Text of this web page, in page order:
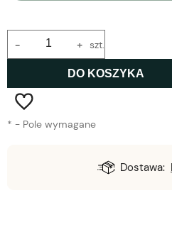
+
- szt.
DO KOSZYKA
* - Pole wymagane
Dostawa: